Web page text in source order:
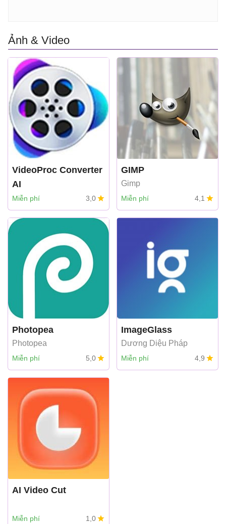
Ảnh & Video
VideoProc Converter
AI
Digiarty
Miễn phí 3,0
GIMP
Gimp
Miễn phí 4,1
Photopea
Photopea
Miễn phí 5,0
ImageGlass
Dương Diệu Pháp
Miễn phí 4,9
AI Video Cut
Miễn phí 1,0